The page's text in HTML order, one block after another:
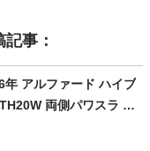
事：
年 アルファード ハイブ
両側パワスラ パ
ンモニター 黒革 Blu